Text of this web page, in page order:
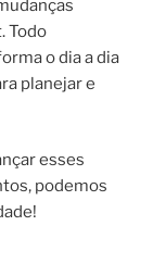
Todo
o dia a dia
planejar e
esses
podemos